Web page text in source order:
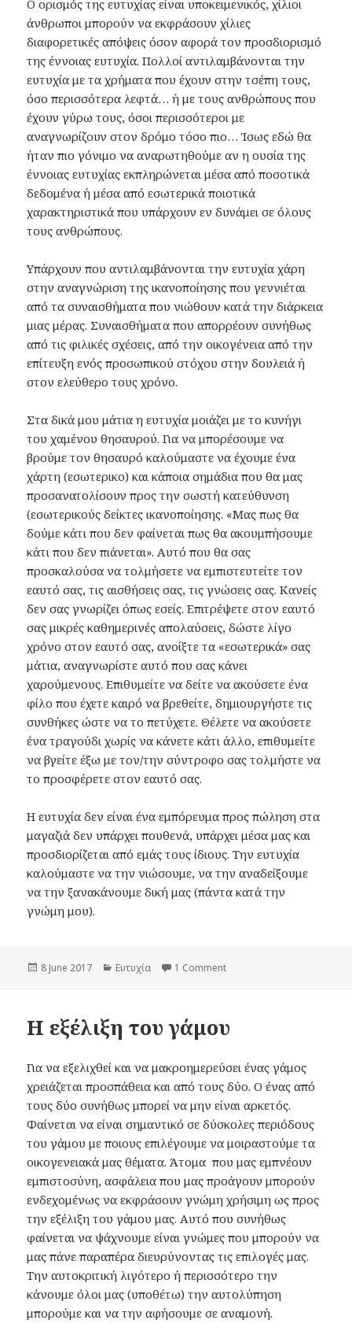
Ο ορισμός της ευτυχίας είναι υποκειμενικός, χίλιοι
άνθρωποι μπορούν να εκφράσουν χίλιες
διαφορετικές απόψεις όσον αφορά τον προσδιορισμό
της έννοιας ευτυχία. Πολλοί αντιλαμβάνονται την
ευτυχία με τα χρήματα που έχουν στην τσέπη τους,
όσο περισσότερα λεφτά… ή με τους ανθρώπους που
έχουν γύρω τους, όσοι περισσότεροι με
αναγνωρίζουν στον δρόμο τόσο πιο… Ίσως εδώ θα
ήταν πιο γόνιμο να αναρωτηθούμε αν η ουσία της
έννοιας ευτυχίας εκπληρώνεται μέσα από ποσοτικά
δεδομένα ή μέσα από εσωτερικά ποιοτικά
χαρακτηριστικά που υπάρχουν εν δυνάμει σε όλους
τους ανθρώπους.
Υπάρχουν που αντιλαμβάνονται την ευτυχία χάρη
στην αναγνώριση της ικανοποίησης που γεννιέται
από τα συναισθήματα που νιώθουν κατά την διάρκεια
μιας μέρας. Συναισθήματα που απορρέουν συνήθως
από τις φιλικές σχέσεις, από την οικογένεια από την
επίτευξη ενός προσωπικού στόχου στην δουλειά ή
στον ελεύθερο τους χρόνο.
Στα δικά μου μάτια η ευτυχία μοιάζει με το κυνήγι
του χαμένου θησαυρού. Για να μπορέσουμε να
βρούμε τον θησαυρό καλούμαστε να έχουμε ένα
χάρτη (εσωτερικο) και κάποια σημάδια που θα μας
προσανατολίσουν προς την σωστή κατεύθυνση
(εσωτερικούς δείκτες ικανοποίησης. «Μας πως θα
δούμε κάτι που δεν φαίνεται πως θα ακουμπήσουμε
κάτι που δεν πιάνεται». Αυτό που θα σας
προσκαλούσα να τολμήσετε να εμπιστευτείτε τον
εαυτό σας, τις αισθήσεις σας, τις γνώσεις σας. Κανείς
δεν σας γνωρίζει όπως εσείς. Επιτρέψετε στον εαυτό
σας μικρές καθημερινές απολαύσεις, δώστε λίγο
χρόνο στον εαυτό σας, ανοίξτε τα «εσωτερικά» σας
μάτια, αναγνωρίστε αυτό που σας κάνει
χαρούμενους. Επιθυμείτε να δείτε να ακούσετε ένα
φίλο που έχετε καιρό να βρεθείτε, δημιουργήστε τις
συνθήκες ώστε να το πετύχετε. Θέλετε να ακούσετε
ένα τραγούδι χωρίς να κάνετε κάτι άλλο, επιθυμείτε
να βγείτε έξω με τον/την σύντροφο σας τολμήστε να
το προσφέρετε στον εαυτό σας.
Η ευτυχία δεν είναι ένα εμπόρευμα προς πώληση στα
μαγαζιά δεν υπάρχει πουθενά, υπάρχει μέσα μας και
προσδιορίζεται από εμάς τους ίδιους. Την ευτυχία
καλούμαστε να την νιώσουμε, να την αναδείξουμε
να την ξανακάνουμε δική μας (πάντα κατά την
γνώμη μου).
Posted
8 June 2017 Categories
Ευτυχία 1 Comment
Η εξέλιξη του γάμου
Για να εξελιχθεί και να μακροημερεύσει ένας γάμος
χρειάζεται προσπάθεια και από τους δύο. Ο ένας από
τους δύο συνήθως μπορεί να μην είναι αρκετός.
Φαίνεται να είναι σημαντικό σε δύσκολες περιόδους
του γάμου με ποιους επιλέγουμε να μοιραστούμε τα
οικογενειακά μας θέματα. Άτομα που μας εμπνέουν
εμπιστοσύνη, ασφάλεια που μας προάγουν μπορούν
ενδεχομένως να εκφράσουν γνώμη χρήσιμη ως προς
την εξέλιξη του γάμου μας. Αυτό που συνήθως
φαίνεται να ψάχνουμε είναι γνώμες που μπορούν να
μας πάνε παραπέρα διευρύνοντας τις επιλογές μας.
Την αυτοκριτική λιγότερο ή περισσότερο την
κάνουμε όλοι μας (υποθέτω) την αυτολύπηση
μπορούμε και να την αφήσουμε σε αναμονή.